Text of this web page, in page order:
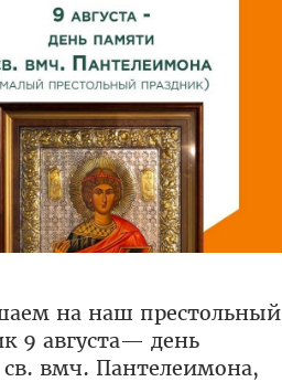
на наш престольный
9 августа— день
вмч. Пантелеимона,